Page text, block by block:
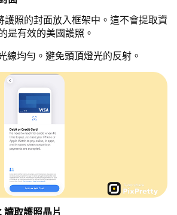
護照的封面放入框架中。這不會提取資
是有效的美國護照。
線均勻。避免頭頂燈光的反射。
取護照晶片